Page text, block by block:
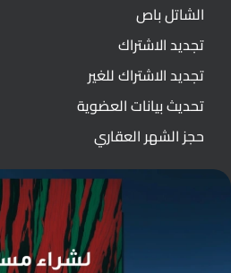
الشاتل باص
تجديد الاشتراك
تجديد الاشتراك للغير
تحديث بيانات العضوية
حجز الشهر العقاري